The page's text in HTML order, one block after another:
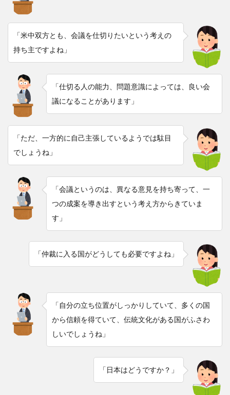
「米中双方とも、会議を仕切りたいという考えの
持ち主ですよね」
「仕切る人の能力、問題意識によっては、良い会
議になることがあります」
「ただ、一方的に自己主張しているようでは駄目
でしょうね」
「会議というのは、異なる意見を持ち寄って、一
つの成案を導き出すという考え方からきていま
す」
「仲裁に入る国がどうしても必要ですよね」
「自分の立ち位置がしっかりしていて、多くの国
から信頼を得ていて、伝統文化がある国がふさわ
しいでしょうね」
「日本はどうですか？」